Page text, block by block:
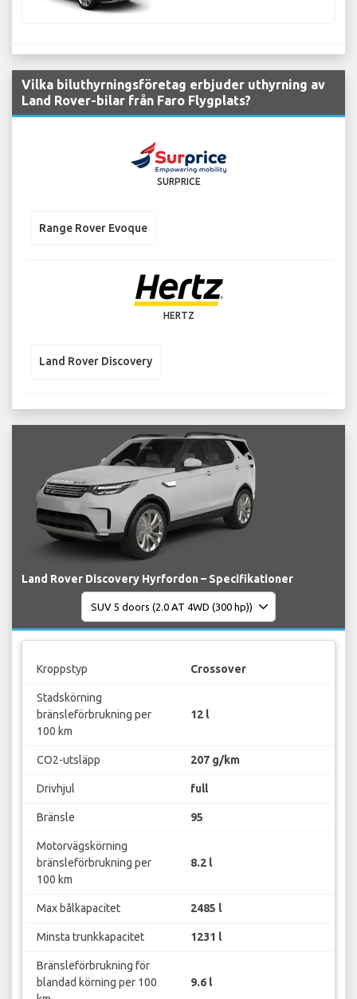
Vilka biluthyrningsföretag erbjuder uthyrning av
Land Rover-bilar från Faro Flygplats?
SURPRICE
Range Rover Evoque
HERTZ
Land Rover Discovery
Land Rover Discovery Hyrfordon – Specifikationer
Kroppstyp Crossover
Stadskörning
bränsleförbrukning per
100 km
12 l
CO2-utsläpp 207 g/km
Drivhjul full
Bränsle 95
Motorvägskörning
bränsleförbrukning per
100 km
8.2 l
Max bålkapacitet 2485 l
Minsta trunkkapacitet 1231 l
Bränsleförbrukning för
blandad körning per 100
9.6 l